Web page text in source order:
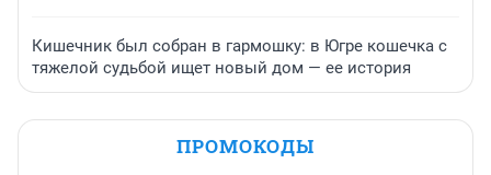
Кишечник был собран в гармошку: в Югре кошечка с
тяжелой судьбой ищет новый дом — ее история
ПРОМОКОДЫ